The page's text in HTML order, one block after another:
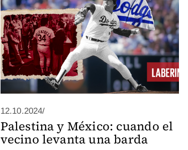
12.10.2024/
Palestina y México: cuando el
vecino levanta una barda